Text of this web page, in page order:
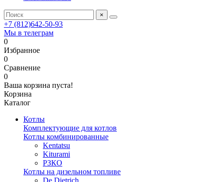
×
+7 (812)642-50-93
Мы в телеграм
0
Избранное
0
Сравнение
0
Ваша корзина пуста!
Корзина
Каталог
Котлы
Комплектующие для котлов
Котлы комбинированные
Kentatsu
Kiturami
РЗКО
Котлы на дизельном топливе
De Dietrich